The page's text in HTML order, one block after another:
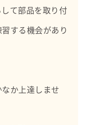
て部品を取り付
する機会があり
か上達しませ